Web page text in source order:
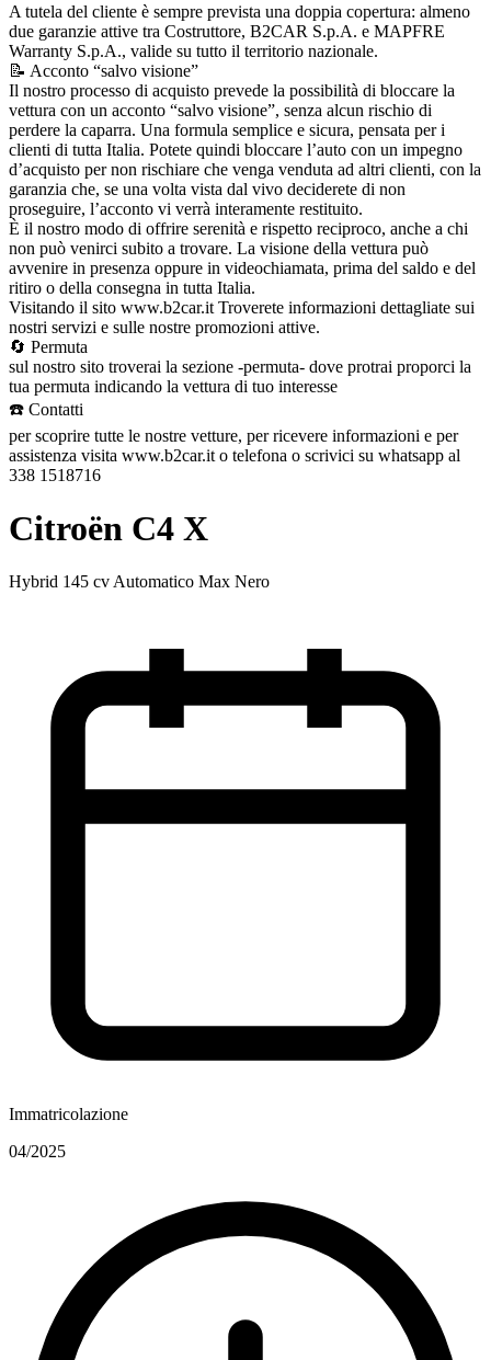
A tutela del cliente è sempre prevista una doppia copertura: almeno
due garanzie attive tra Costruttore, B2CAR S.p.A. e MAPFRE
Warranty S.p.A., valide su tutto il territorio nazionale.
📝 Acconto “salvo visione”
Il nostro processo di acquisto prevede la possibilità di bloccare la
vettura con un acconto “salvo visione”, senza alcun rischio di
perdere la caparra. Una formula semplice e sicura, pensata per i
clienti di tutta Italia. Potete quindi bloccare l’auto con un impegno
d’acquisto per non rischiare che venga venduta ad altri clienti, con la
garanzia che, se una volta vista dal vivo deciderete di non
proseguire, l’acconto vi verrà interamente restituito.
È il nostro modo di offrire serenità e rispetto reciproco, anche a chi
non può venirci subito a trovare. La visione della vettura può
avvenire in presenza oppure in videochiamata, prima del saldo e del
ritiro o della consegna in tutta Italia.
Visitando il sito www.b2car.it Troverete informazioni dettagliate sui
nostri servizi e sulle nostre promozioni attive.
🔄 Permuta
sul nostro sito troverai la sezione -permuta- dove protrai proporci la
tua permuta indicando la vettura di tuo interesse
☎️ Contatti
per scoprire tutte le nostre vetture, per ricevere informazioni e per
assistenza visita www.b2car.it o telefona o scrivici su whatsapp al
338 1518716
Citroën C4 X
Hybrid 145 cv Automatico Max Nero
Immatricolazione
04/2025